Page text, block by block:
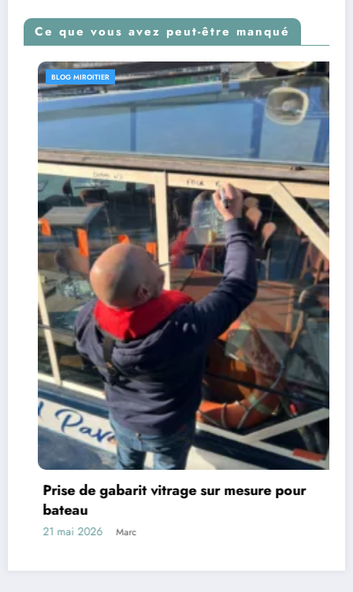
Ce que vous avez peut-être manqué
BLOG MIROITIER
Prise de gabarit vitrage sur mesure pour
bateau
21 mai 2026 Marc